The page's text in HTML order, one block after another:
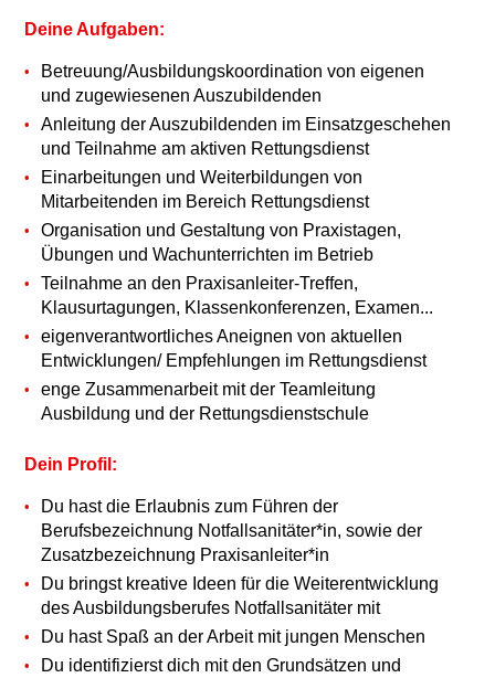
Deine Aufgaben:
Betreuung/Ausbildungskoordination von eigenen
und zugewiesenen Auszubildenden
Anleitung der Auszubildenden im Einsatzgeschehen
und Teilnahme am aktiven Rettungsdienst
Einarbeitungen und Weiterbildungen von
Mitarbeitenden im Bereich Rettungsdienst
Organisation und Gestaltung von Praxistagen,
Übungen und Wachunterrichten im Betrieb
Teilnahme an den Praxisanleiter-Treffen,
Klausurtagungen, Klassenkonferenzen, Examen...
eigenverantwortliches Aneignen von aktuellen
Entwicklungen/ Empfehlungen im Rettungsdienst
enge Zusammenarbeit mit der Teamleitung
Ausbildung und der Rettungsdienstschule
Dein Profil:
Du hast die Erlaubnis zum Führen der
Berufsbezeichnung Notfallsanitäter*in, sowie der
Zusatzbezeichnung Praxisanleiter*in
Du bringst kreative Ideen für die Weiterentwicklung
des Ausbildungsberufes Notfallsanitäter mit
Du hast Spaß an der Arbeit mit jungen Menschen
Du identifizierst dich mit den Grundsätzen und